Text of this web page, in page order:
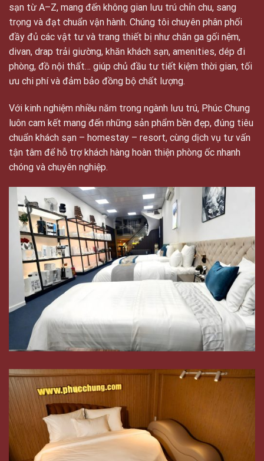
sạn từ A–Z, mang đến không gian lưu trú chỉn chu, sang
trọng và đạt chuẩn vận hành. Chúng tôi chuyên phân phối
đầy đủ các vật tư và trang thiết bị như chăn ga gối nệm,
divan, drap trải giường, khăn khách sạn, amenities, dép đi
phòng, đồ nội thất… giúp chủ đầu tư tiết kiệm thời gian, tối
ưu chi phí và đảm bảo đồng bộ chất lượng.
Với kinh nghiệm nhiều năm trong ngành lưu trú, Phúc Chung
luôn cam kết mang đến những sản phẩm bền đẹp, đúng tiêu
chuẩn khách sạn – homestay – resort, cùng dịch vụ tư vấn
tận tâm để hỗ trợ khách hàng hoàn thiện phòng ốc nhanh
chóng và chuyên nghiệp.